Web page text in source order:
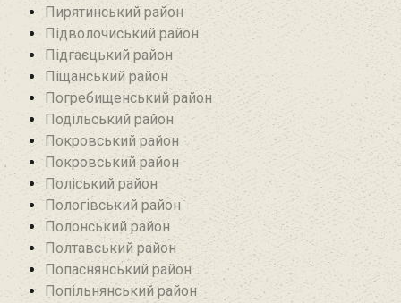
Пирятинський район
Підволочиський район
Підгаєцький район
Піщанський район
Погребищенський район
Подільський район
Покровський район
Покровський район
Поліський район
Пологівський район
Полонський район
Полтавський район
Попаснянський район
Попільнянський район‎